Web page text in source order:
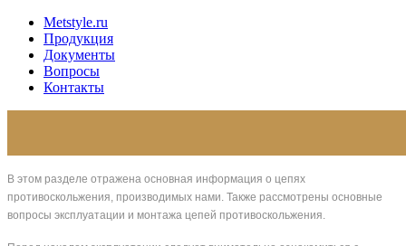
Metstyle.ru
Продукция
Документы
Вопросы
Контакты
В этом разделе отражена основная информация о цепях
противоскольжения, производимых нами. Также рассмотрены основные
вопросы эксплуатации и монтажа цепей противоскольжения.